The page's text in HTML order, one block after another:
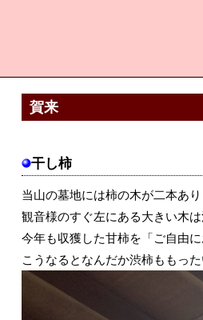
賀来
干し柿
当山の墓地には柿の木が二本あり
観音様のすぐ左にある大きい木
今年も収獲した甘柿を「ご自由
こうなるとなんだか渋柿ももっ